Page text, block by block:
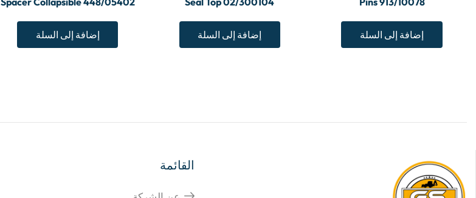
إضافة إلى السلة إضافة إلى السلة إضافة إلى السلة
القائمة